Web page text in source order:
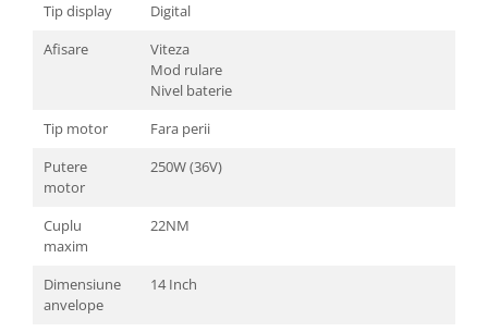
Tip display
Digital
Afisare
Viteza
Mod rulare
Nivel baterie
Tip motor
Fara perii
Putere
motor
250W (36V)
Cuplu
maxim
22NM
Dimensiune
anvelope
14 Inch